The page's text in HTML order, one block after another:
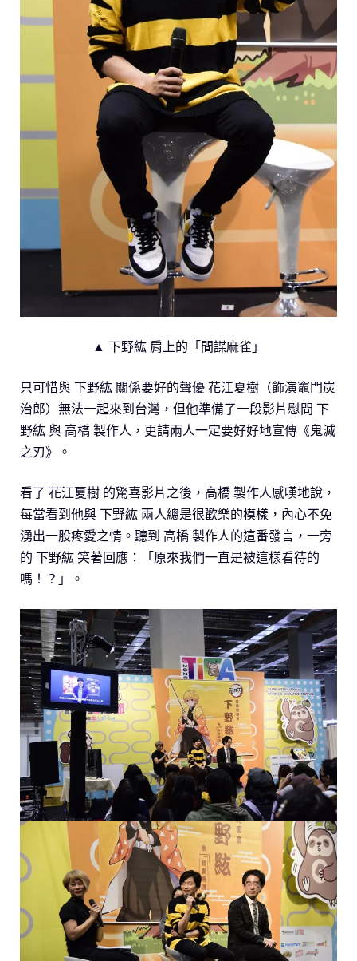
▲ 下野紘 肩上的「間諜麻雀」
只可惜與 下野紘 關係要好的聲優 花江夏樹（飾演竈門炭
治郎）無法一起來到台灣，但他準備了一段影片慰問 下
野紘 與 高橋 製作人，更請兩人一定要好好地宣傳《鬼滅
之刃》。
看了 花江夏樹 的驚喜影片之後，高橋 製作人感嘆地說，
每當看到他與 下野紘 兩人總是很歡樂的模樣，內心不免
湧出一股疼愛之情。聽到 高橋 製作人的這番發言，一旁
的 下野紘 笑著回應：「原來我們一直是被這樣看待的
嗎！？」。